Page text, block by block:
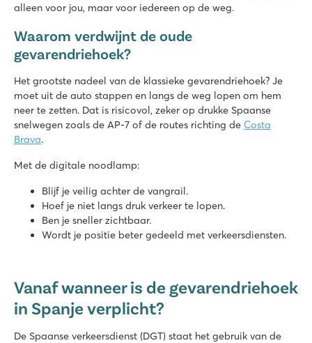
alleen voor jou, maar voor iedereen op de weg.
Waarom verdwijnt de oude
gevarendriehoek?
Het grootste nadeel van de klassieke gevarendriehoek? Je
moet uit de auto stappen en langs de weg lopen om hem
neer te zetten. Dat is risicovol, zeker op drukke Spaanse
snelwegen zoals de AP-7 of de routes richting de Costa
Brava.
Met de digitale noodlamp:
Blijf je veilig achter de vangrail.
Hoef je niet langs druk verkeer te lopen.
Ben je sneller zichtbaar.
Wordt je positie beter gedeeld met verkeersdiensten.
Vanaf wanneer is de gevarendriehoek
in Spanje verplicht?
De Spaanse verkeersdienst (DGT) staat het gebruik van de